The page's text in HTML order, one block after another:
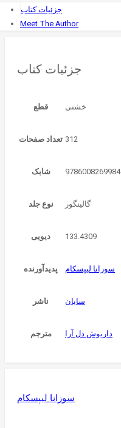
جزئیات کتاب
Meet The Author
جزئیات کتاب
قطع
تعداد صفحات 312
شابک 9786008269984
نوع جلد گالینگور
دیویی 133.4309
پدیدآورنده سوزانا لیپسکام
ناشر سایان
مترجم داریوش دل آرا
سوزانا لیپسکام